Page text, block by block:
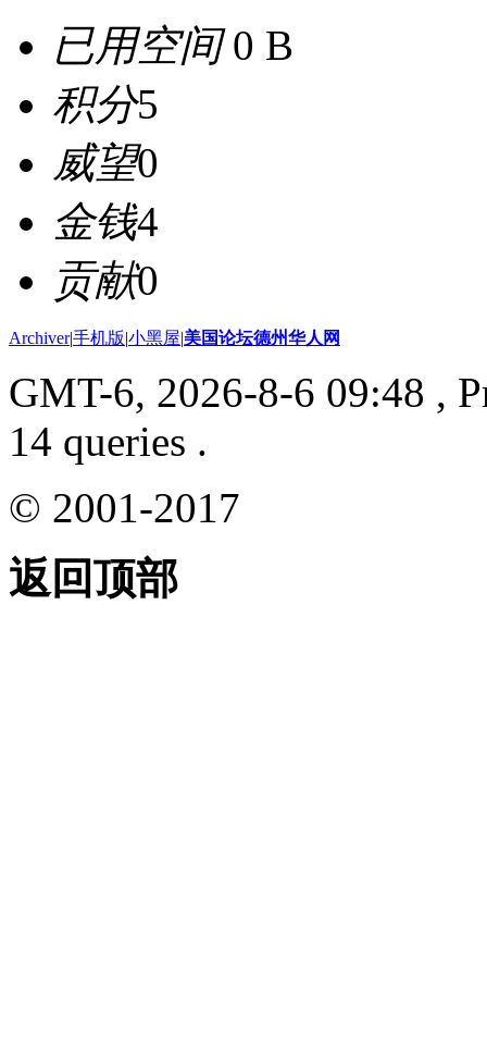
已用空间0 B
积分5
威望0
金钱4
贡献0
Archiver|手机版|小黑屋|美国论坛德州华人网
GMT-6, 2026-8-6 09:48 ,
14 queries .
© 2001-2017
返回顶部